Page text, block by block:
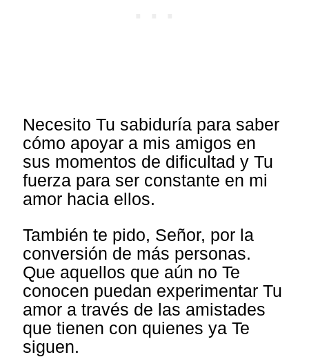
Necesito Tu sabiduría para saber
cómo apoyar a mis amigos en
sus momentos de dificultad y Tu
fuerza para ser constante en mi
amor hacia ellos.
También te pido, Señor, por la
conversión de más personas.
Que aquellos que aún no Te
conocen puedan experimentar Tu
amor a través de las amistades
que tienen con quienes ya Te
siguen.